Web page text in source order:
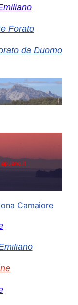
Forato
da Duomo
Camaiore